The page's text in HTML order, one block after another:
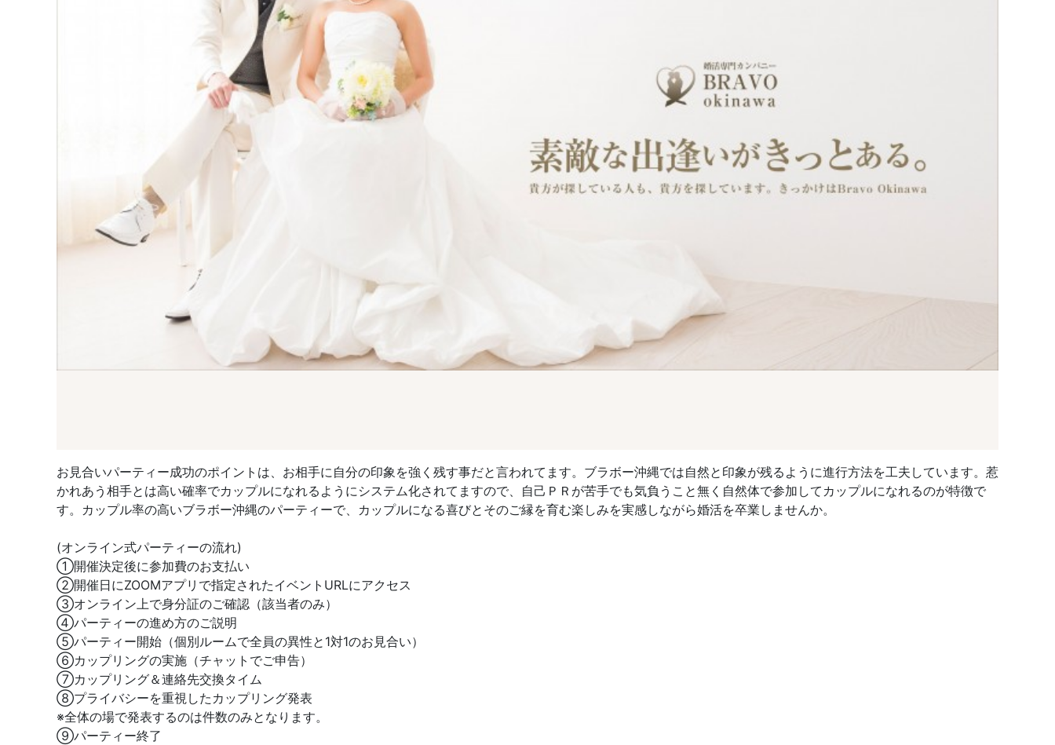
お見合いパーティー成功のポイントは、お相手に自分の印象を強く残す事だと言われてます。ブラボー沖縄では自然と印象が残るように進行方法を工夫しています。惹
かれあう相手とは高い確率でカップルになれるようにシステム化されてますので、自己ＰＲが苦手でも気負うこと無く自然体で参加してカップルになれるのが特徴で
す。カップル率の高いブラボー沖縄のパーティーで、カップルになる喜びとそのご縁を育む楽しみを実感しながら婚活を卒業しませんか。
(オンライン式パーティーの流れ)
①開催決定後に参加費のお支払い
②開催日にZOOMアプリで指定されたイベントURLにアクセス
③オンライン上で身分証のご確認（該当者のみ）
④パーティーの進め方のご説明
⑤パーティー開始（個別ルームで全員の異性と1対1のお見合い）
⑥カップリングの実施（チャットでご申告）
⑦カップリング＆連絡先交換タイム
⑧プライバシーを重視したカップリング発表
※全体の場で発表するのは件数のみとなります。
⑨パーティー終了